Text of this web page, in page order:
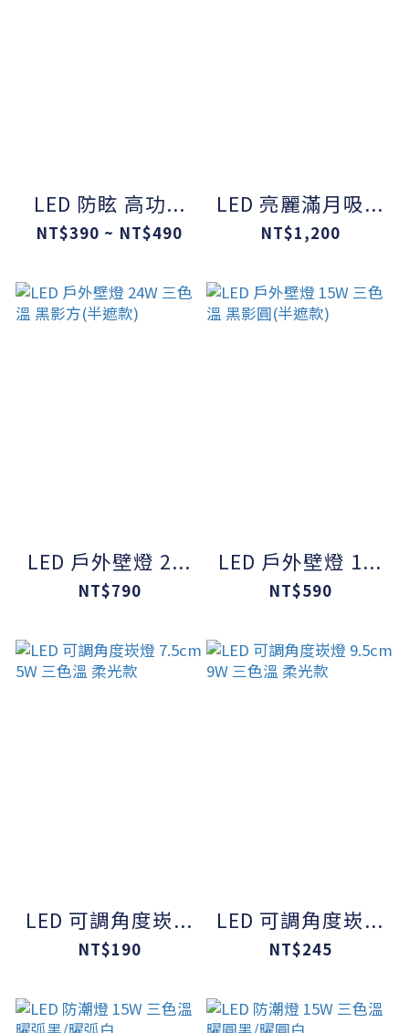
LED 防眩 高功...
NT$390 ~ NT$490
LED 亮麗滿月吸...
NT$1,200
LED 戶外壁燈 2...
NT$790
LED 戶外壁燈 1...
NT$590
LED 可調角度崁...
NT$190
LED 可調角度崁...
NT$245